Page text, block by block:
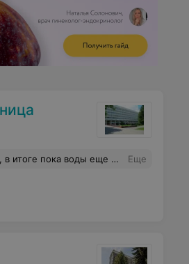
ребенка. Разрез сделали низко, маленький и аккуратный, шрама почти не видно после заживления. Еще